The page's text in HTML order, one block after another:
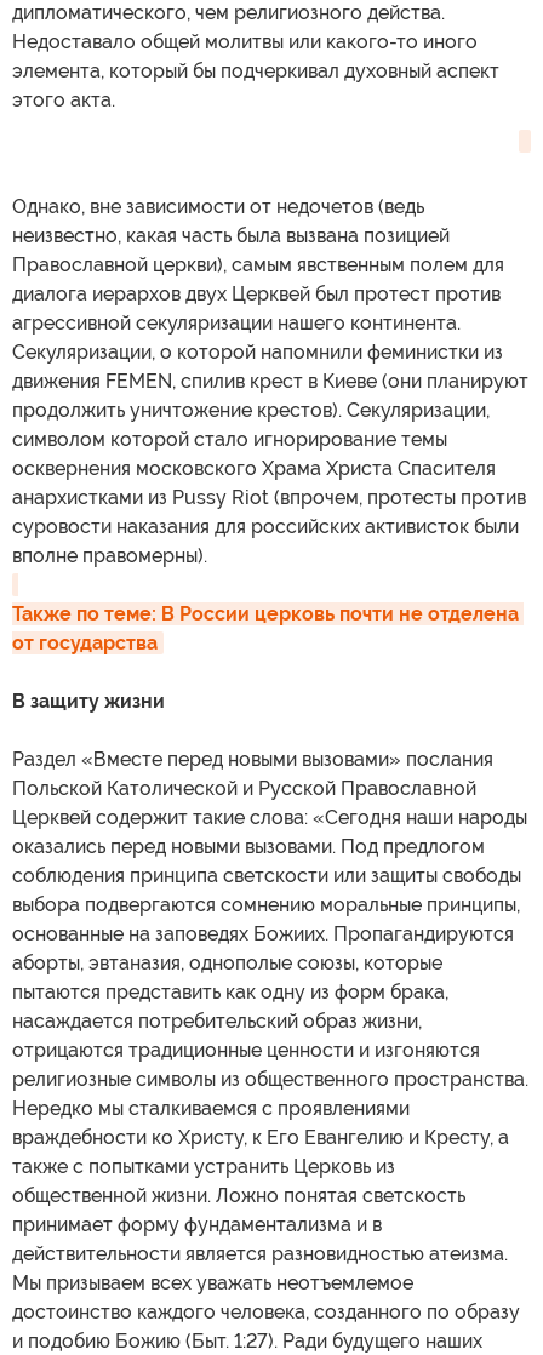
дипломатического, чем религиозного действа.
Недоставало общей молитвы или какого-то иного
элемента, который бы подчеркивал духовный аспект
этого акта.
Однако, вне зависимости от недочетов (ведь
неизвестно, какая часть была вызвана позицией
Православной церкви), самым явственным полем для
диалога иерархов двух Церквей был протест против
агрессивной секуляризации нашего континента.
Секуляризации, о которой напомнили феминистки из
движения FEMEN, спилив крест в Киеве (они планируют
продолжить уничтожение крестов). Секуляризации,
символом которой стало игнорирование темы
осквернения московского Храма Христа Спасителя
анархистками из Pussy Riot (впрочем, протесты против
суровости наказания для российских активисток были
вполне правомерны).
Также по теме: В России церковь почти не отделена
от государства
В защиту жизни
Раздел «Вместе перед новыми вызовами» послания
Польской Католической и Русской Православной
Церквей содержит такие слова: «Сегодня наши народы
оказались перед новыми вызовами. Под предлогом
соблюдения принципа светскости или защиты свободы
выбора подвергаются сомнению моральные принципы,
основанные на заповедях Божиих. Пропагандируются
аборты, эвтаназия, однополые союзы, которые
пытаются представить как одну из форм брака,
насаждается потребительский образ жизни,
отрицаются традиционные ценности и изгоняются
религиозные символы из общественного пространства.
Нередко мы сталкиваемся с проявлениями
враждебности ко Христу, к Его Евангелию и Кресту, а
также с попытками устранить Церковь из
общественной жизни. Ложно понятая светскость
принимает форму фундаментализма и в
действительности является разновидностью атеизма.
Мы призываем всех уважать неотъемлемое
достоинство каждого человека, созданного по образу
и подобию Божию (Быт. 1:27). Ради будущего наших